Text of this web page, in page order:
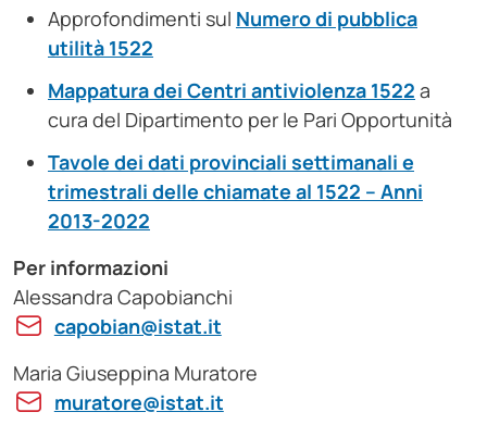
Approfondimenti sul Numero di pubblica
utilità 1522
Mappatura dei Centri antiviolenza 1522 a
cura del Dipartimento per le Pari Opportunità
Tavole dei dati provinciali settimanali e
trimestrali delle chiamate al 1522 – Anni
2013-2022
Per informazioni
Alessandra Capobianchi
capobian@istat.it
Maria Giuseppina Muratore
muratore@istat.it